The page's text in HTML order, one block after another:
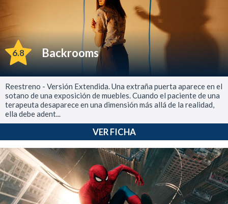
6.8 Backrooms
Reestreno - Versión Extendida. Una extraña puerta aparece en el
sotano de una exposición de muebles. Cuando el paciente de una
terapeuta desaparece en una dimensión más allá de la realidad,
ella debe adent...
VER FICHA